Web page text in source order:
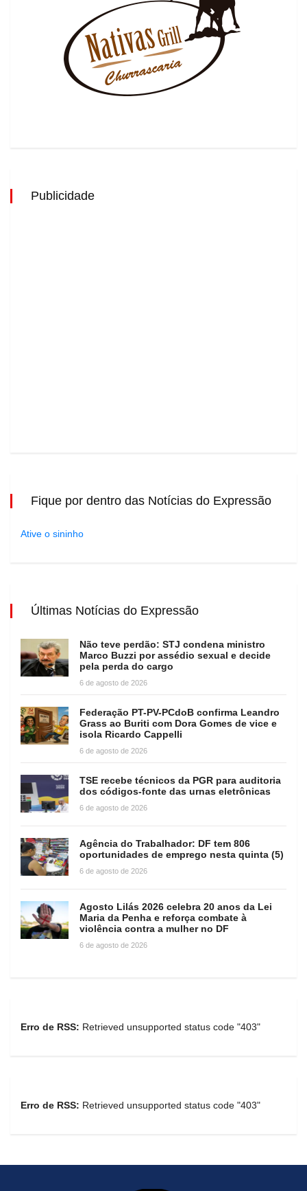
Publicidade
Fique por dentro das Notícias do Expressão
Ative o sininho
Últimas Notícias do Expressão
Não teve perdão: STJ condena ministro
Marco Buzzi por assédio sexual e decide
pela perda do cargo
6 de agosto de 2026
Federação PT-PV-PCdoB confirma Leandro
Grass ao Buriti com Dora Gomes de vice e
isola Ricardo Cappelli
6 de agosto de 2026
TSE recebe técnicos da PGR para auditoria
dos códigos-fonte das urnas eletrônicas
6 de agosto de 2026
Agência do Trabalhador: DF tem 806
oportunidades de emprego nesta quinta (5)
6 de agosto de 2026
Agosto Lilás 2026 celebra 20 anos da Lei
Maria da Penha e reforça combate à
violência contra a mulher no DF
6 de agosto de 2026
Erro de RSS: Retrieved unsupported status code "403"
Erro de RSS: Retrieved unsupported status code "403"